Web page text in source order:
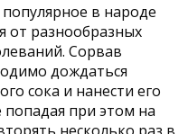
в народе
от разнообразных
Сорвав
дождаться
сока и нанести его
при этом на